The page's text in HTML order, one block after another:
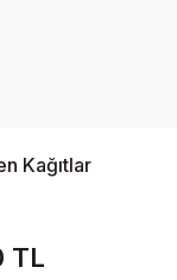
Kağıtlar
TL